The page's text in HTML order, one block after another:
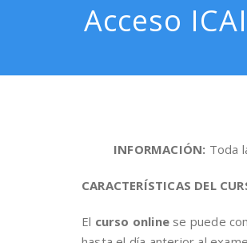
Acceso
INFORMACIÓN: Toda
CARACTERÍSTICAS DEL
El curso online se puede